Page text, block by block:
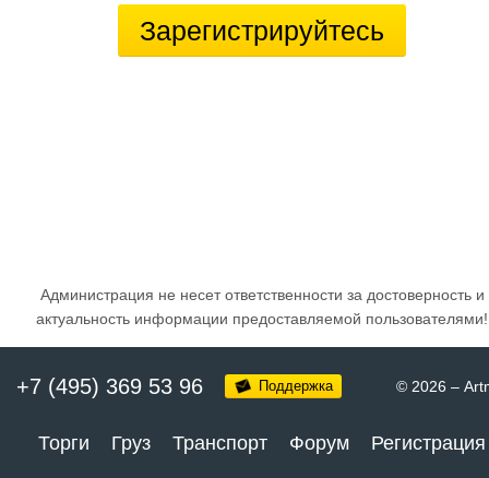
Зарегистрируйтесь
Администрация не несет ответственности за достоверность и
актуальность информации предоставляемой пользователями!
+7 (495) 369 53 96 Поддержка © 2026 –
Торги Груз Транспорт Форум Регистрация